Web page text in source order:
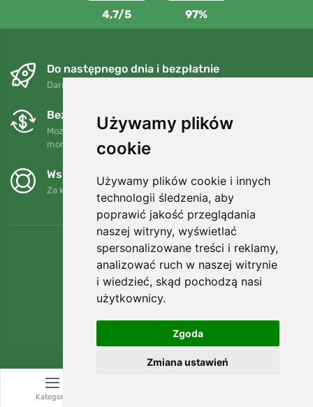
Używamy plików
cookie
Używamy plików cookie i innych
technologii śledzenia, aby
poprawić jakość przeglądania
naszej witryny, wyświetlać
spersonalizowane treści i reklamy,
analizować ruch w naszej witrynie
i wiedzieć, skąd pochodzą nasi
użytkownicy.
Zgoda
Zmiana ustawień
4,7/5 97%
Do następnego dnia i bezpłatnie
Darmowa wysyłka dla zamówień powyżej 250 PLN
Bezpłatne wymiany i zwroty
Możesz zwrócić lub wymienić swoje zamówienie w dowolnym
momencie w ciągu 90 dni.
Wspieramy Trees.org
Za każde zamówienie sadzimy drzewo! Czytaj więcej
Kategoria